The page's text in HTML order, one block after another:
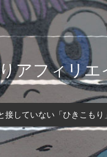
アフィリエ
していない「ひきこも